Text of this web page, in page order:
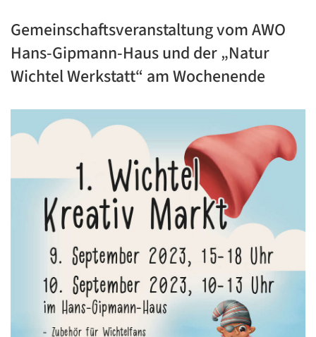
Gemeinschaftsveranstaltung vom AWO
Hans-Gipmann-Haus und der „Natur
Wichtel Werkstatt“ am Wochenende